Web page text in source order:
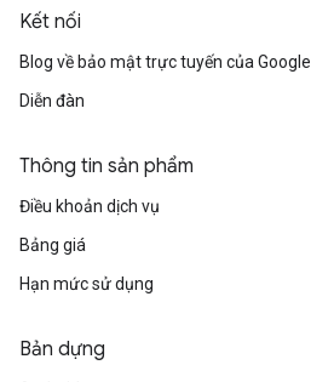
Kết nối
Blog về bảo mật trực tuyến của Google
Diễn đàn
Thông tin sản phẩm
Điều khoản dịch vụ
Bảng giá
Hạn mức sử dụng
Bản dựng